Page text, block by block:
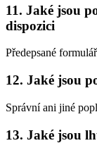
11. Jaké jsou
dispozici
Předepsané
12. Jaké jsou
Správní ani jiné
13. Jaké jsou